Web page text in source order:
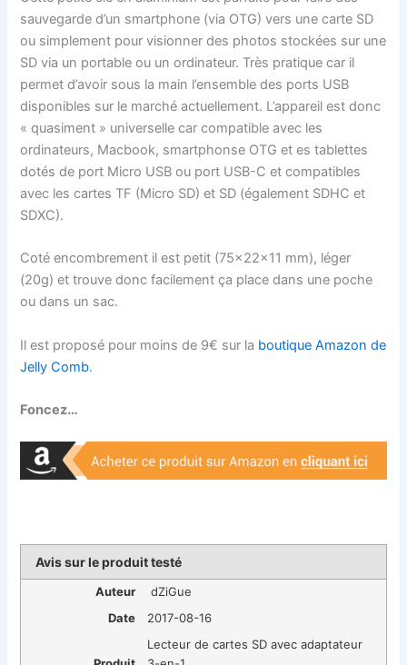
sauvegarde d’un smartphone (via OTG) vers une carte SD
ou simplement pour visionner des photos stockées sur une
SD via un portable ou un ordinateur. Très pratique car il
permet d’avoir sous la main l’ensemble des ports USB
disponibles sur le marché actuellement. L’appareil est donc
« quasiment » universellecar compatible avec les
ordinateurs, Macbook, smartphonse OTG et es tablettes
dotés de port Micro USB ou port USB-Cetcompatibles
avec les cartes TF (Micro SD) et SD (également SDHC et
SDXC).
Coté encombrement il est petit (75x22x11 mm), léger
(20g) et trouve donc facilement ça place dans une poche
ou dans un sac.
Il est proposé pour moins de 9€ sur la boutique Amazon de
Jelly Comb.
Foncez…
Avis sur le produit testé
Auteur
dZiGue
Date
2017-08-16
Lecteur de cartes SD avec adaptateur